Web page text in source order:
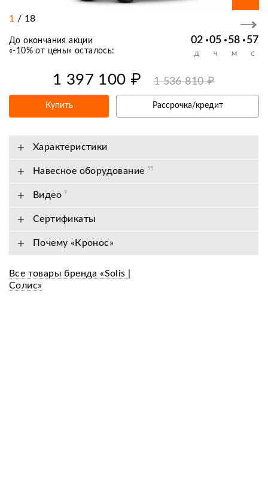
1 / 18
До окончания акции
«-10% от цены» осталось:
02 05 58 57
Д Ч М С
1 397 100 ₽ 1 536 810 ₽
Купить Рассрочка/кредит
Характеристики
Навесное оборудование 55
Видео9
Сертификаты
Почему «Кронос»
Все товары бренда «Solis |
Cолис»